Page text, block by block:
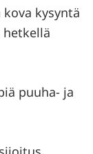
kysyntä
puuha- ja